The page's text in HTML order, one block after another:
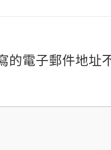
的電子郵件地址